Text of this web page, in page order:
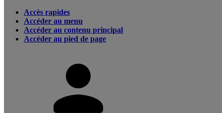
Accès rapides
Accéder au menu
Accéder au contenu principal
Accéder au pied de page